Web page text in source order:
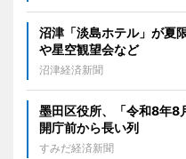
沼津「淡島ホテル」が夏
や星空観望会など
沼津経済新聞
墨田区役所、「令和8年
開庁前から長い列
すみだ経済新聞